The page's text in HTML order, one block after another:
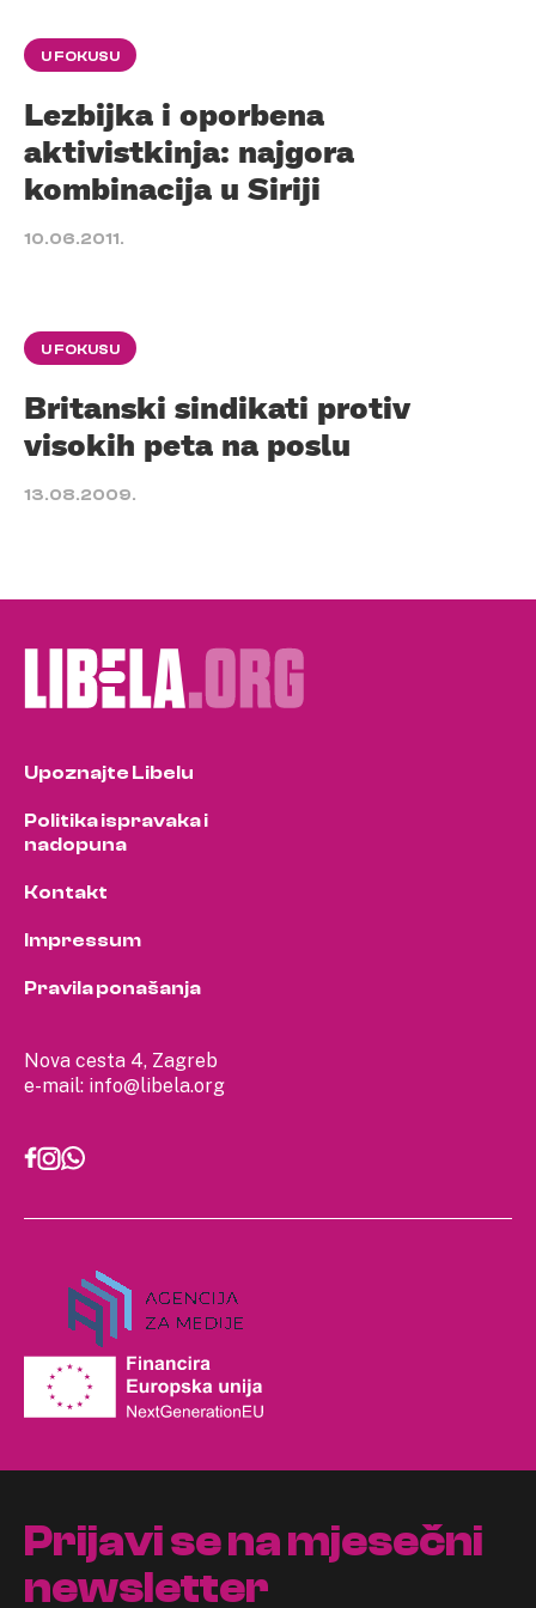
U FOKUSU
Lezbijka i oporbena
aktivistkinja: najgora
kombinacija u Siriji
10.06.2011.
U FOKUSU
Britanski sindikati protiv
visokih peta na poslu
13.08.2009.
Nova cesta 4, Zagreb
e-mail: info@libela.org
Upoznajte Libelu
Politika ispravaka i
nadopuna
Kontakt
Impressum
Pravila ponašanja
Prijavi se na mjesečni
newsletter